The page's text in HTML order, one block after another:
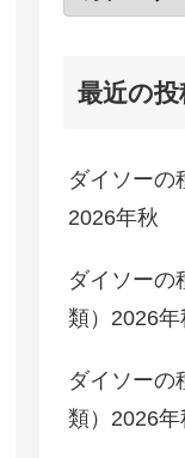
最近の投
ダイソーの
2026年秋
ダイソーの
類）2026年
ダイソーの
類）2026年